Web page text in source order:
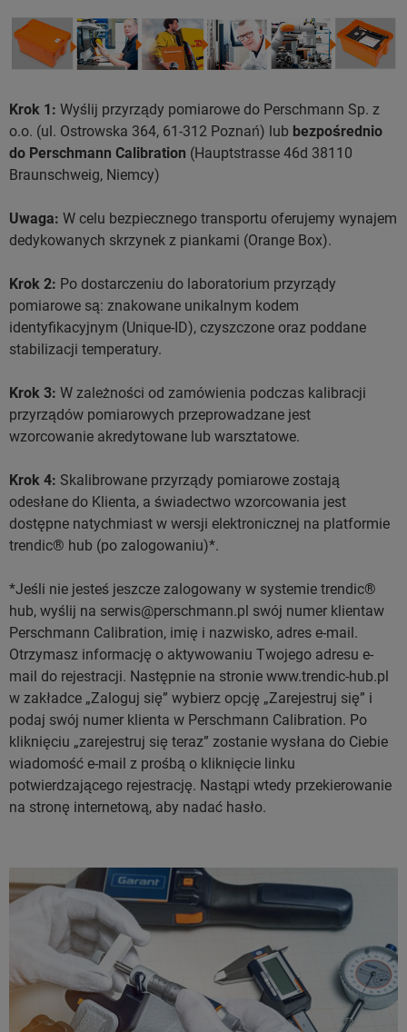
Krok 1: Wyślij przyrządy pomiarowe do Perschmann Sp. z
o.o. (ul. Ostrowska 364, 61-312 Poznań) lub bezpośrednio
do Perschmann Calibration (Hauptstrasse 46d 38110
Braunschweig, Niemcy)
Uwaga: W celu bezpiecznego transportu oferujemy wynajem
dedykowanych skrzynek z piankami (Orange Box).
Krok 2: Po dostarczeniu do laboratorium przyrządy
pomiarowe są: znakowane unikalnym kodem
identyfikacyjnym (Unique-ID), czyszczone oraz poddane
stabilizacji temperatury.
Krok 3: W zależności od zamówienia podczas kalibracji
przyrządów pomiarowych przeprowadzane jest
wzorcowanie akredytowane lub warsztatowe.
Krok 4: Skalibrowane przyrządy pomiarowe zostają
odesłane do Klienta, a świadectwo wzorcowania jest
dostępne natychmiast w wersji elektronicznej na platformie
trendic® hub (po zalogowaniu)*.
*Jeśli nie jesteś jeszcze zalogowany w systemie trendic®
hub, wyślij na serwis@perschmann.pl swój numer klientaw
Perschmann Calibration, imię i nazwisko, adres e-mail.
Otrzymasz informację o aktywowaniu Twojego adresu e-
mail do rejestracji. Następnie na stronie www.trendic-hub.pl
w zakładce „Zaloguj się” wybierz opcję „Zarejestruj się” i
podaj swój numer klienta w Perschmann Calibration. Po
kliknięciu „zarejestruj się teraz” zostanie wysłana do Ciebie
wiadomość e-mail z prośbą o kliknięcie linku
potwierdzającego rejestrację. Nastąpi wtedy przekierowanie
na stronę internetową, aby nadać hasło.